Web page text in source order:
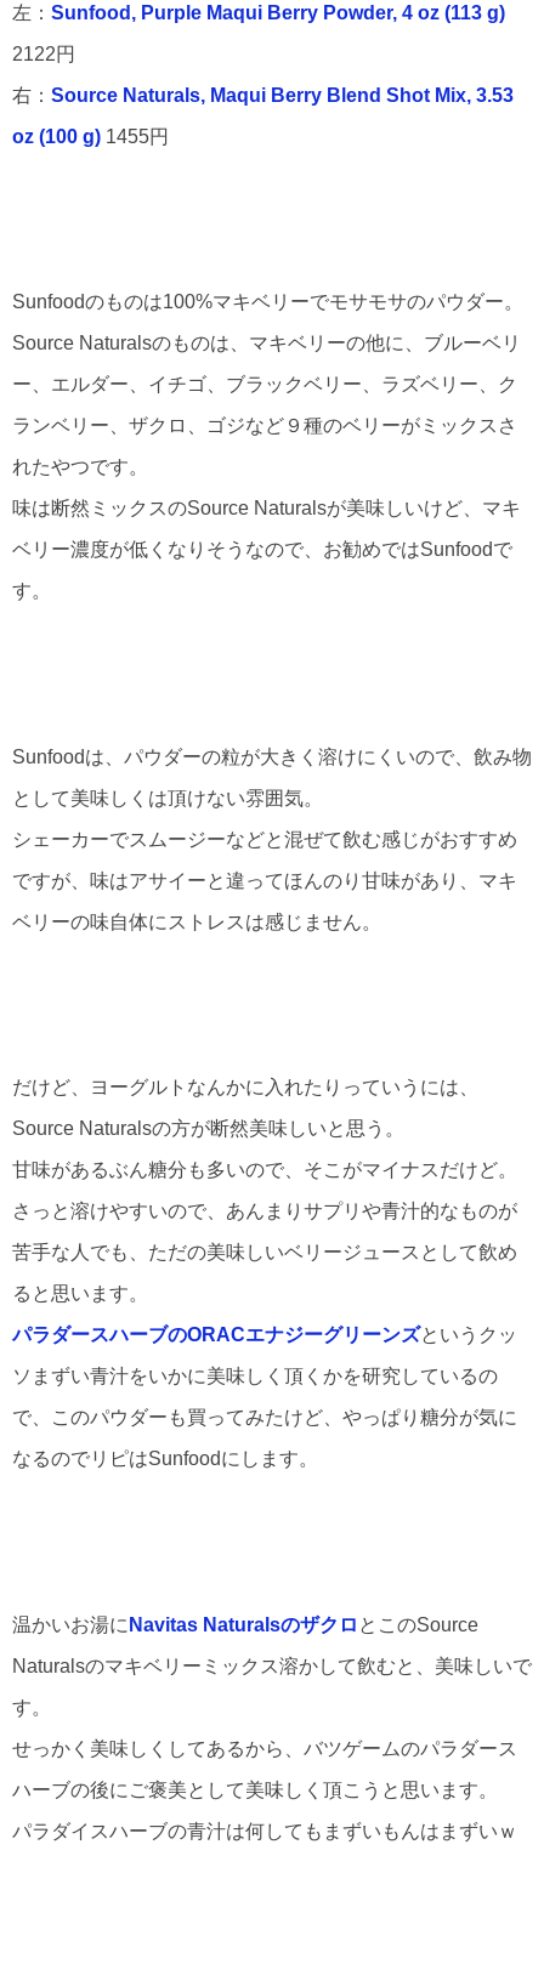
左： Sunfood, Purple Maqui Berry Powder, 4 oz (113 g)
2122円
右： Source Naturals, Maqui Berry Blend Shot Mix, 3.53
oz (100 g) 1455円
Sunfoodのものは100%マキベリーでモサモサのパウダー。
Source Naturalsのものは、マキベリーの他に、ブルーベリ
ー、エルダー、イチゴ、ブラックベリー、ラズベリー、ク
ランベリー、ザクロ、ゴジなど９種のベリーがミックスさ
れたやつです。
味は断然ミックスのSource Naturalsが美味しいけど、マキ
ベリー濃度が低くなりそうなので、お勧めではSunfoodで
す。
Sunfoodは、パウダーの粒が大きく溶けにくいので、飲み物
として美味しくは頂けない雰囲気。
シェーカーでスムージーなどと混ぜて飲む感じがおすすめ
ですが、味はアサイーと違ってほんのり甘味があり、マキ
ベリーの味自体にストレスは感じません。
だけど、ヨーグルトなんかに入れたりっていうには、
Source Naturalsの方が断然美味しいと思う。
甘味があるぶん糖分も多いので、そこがマイナスだけど。
さっと溶けやすいので、あんまりサプリや青汁的なものが
苦手な人でも、ただの美味しいベリージュースとして飲め
ると思います。
パラダースハーブのORACエナジーグリーンズというクッ
ソまずい青汁をいかに美味しく頂くかを研究しているの
で、このパウダーも買ってみたけど、やっぱり糖分が気に
なるのでリピはSunfoodにします。
温かいお湯に Navitas Naturalsのザクロ とこのSource
Naturalsのマキベリーミックス溶かして飲むと、美味しいで
す。
せっかく美味しくしてあるから、バツゲームのパラダース
ハーブの後にご褒美として美味しく頂こうと思います。
パラダイスハーブの青汁は何してもまずいもんはまずいｗ